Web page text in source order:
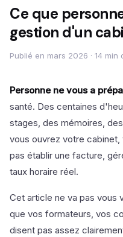
Ce que
gestion d'un
Publié en mars 2026 · 14 min
Personne ne vous a
santé. Des centaines
stages, des mémoires,
vous ouvrez votre
pas établir une facture,
taux horaire réel.
Cet article ne va pas vous
que vos formateurs, vos
disent pas assez